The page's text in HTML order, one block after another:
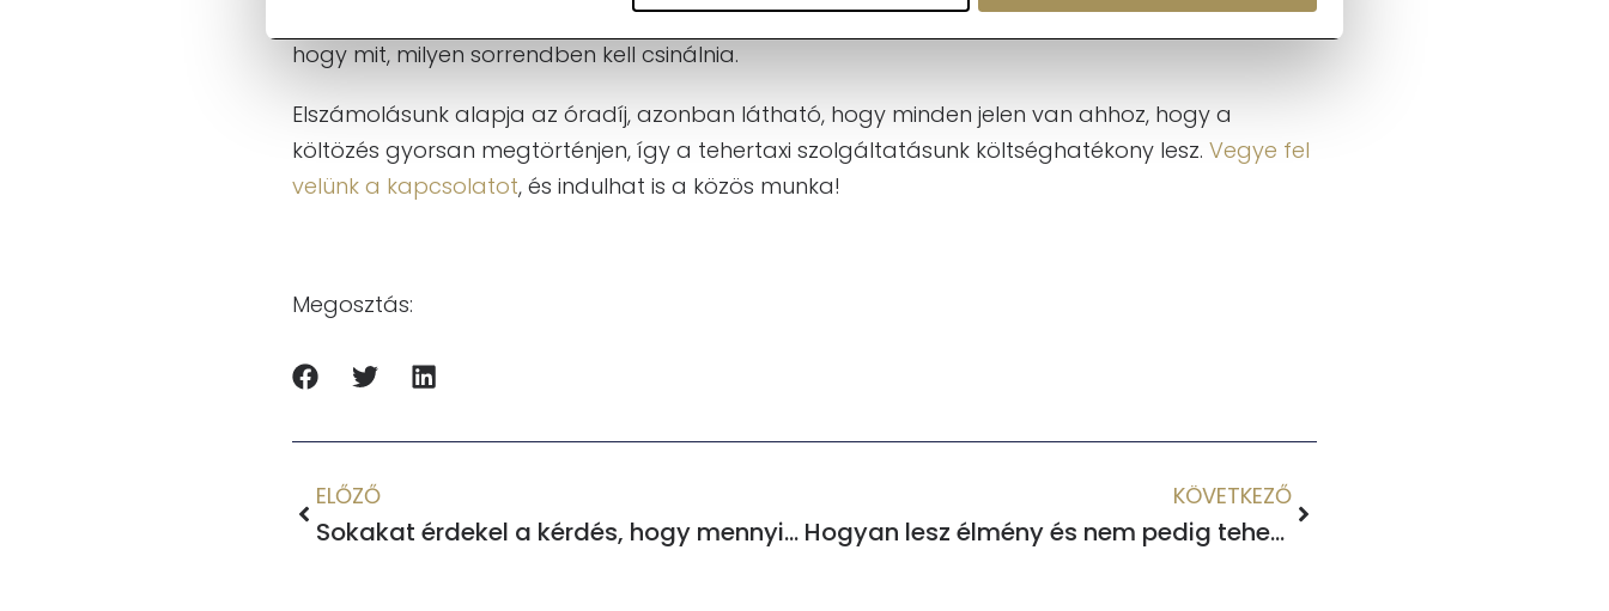
kimunkált protokoll szerint történik. Ez segíti a hatékony munkát és azt, hogy mindenki tudja,
hogy mit, milyen sorrendben kell csinálnia.
Elszámolásunk alapja az óradíj, azonban látható, hogy minden jelen van ahhoz, hogy a
költözés gyorsan megtörténjen, így a tehertaxi szolgáltatásunk költséghatékony lesz. Vegye fel
velünk a kapcsolatot, és indulhat is a közös munka!
Megosztás:
ELŐZŐ
Sokakat érdekel a kérdés, hogy mennyibe kerül egy költöztetés?
KÖVETKEZŐ
Hogyan lesz élmény és nem pedig teher a kis költöztetés?